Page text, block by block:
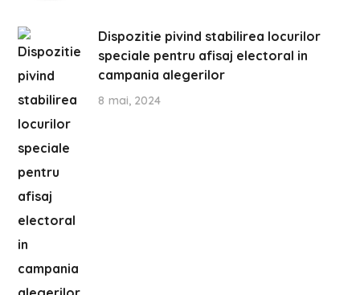
Dispozitie pivind stabilirea locurilor
speciale pentru afisaj electoral in
campania alegerilor
8 mai, 2024